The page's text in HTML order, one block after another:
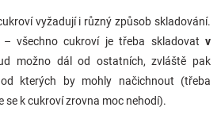
vyžadují i různý způsob skladování.
všechno cukroví je třeba skladovat v
možno dál od ostatních, zvláště pak
kterých by mohly načichnout (třeba
se k cukroví zrovna moc nehodí).